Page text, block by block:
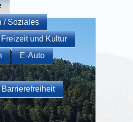
/ Soziales
Freizeit und Kultur
E-Auto